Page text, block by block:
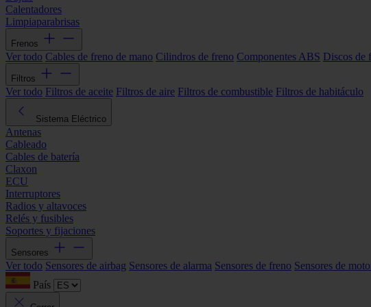
Calentadores
Limpiaparabrisas
Frenos
Ver todo Cables de freno de mano Cilindros de freno Componentes ABS Discos de
Filtros
Ver todo Filtros de aceite Filtros de aire Filtros de combustible Filtros de habitáculo
Sistema Eléctrico
Antenas
Cableado
Cables de batería
Claxon
ECU
Interruptores
Radios y altavoces
Relés y fusibles
Soportes y fijaciones
Sensores
Ver todo Sensores de airbag Sensores de alarma Sensores de freno Sensores de
País